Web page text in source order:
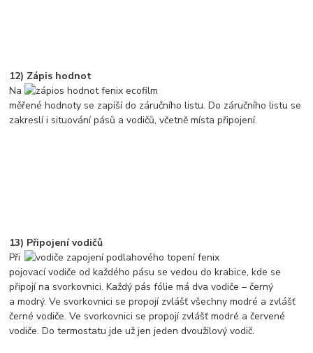
12) Zápis hodnot
Na
měřené hodnoty se zapíší do záručního listu. Do záručního listu se
zakreslí i situování pásů a vodičů, včetně místa připojení.
13) Připojení vodičů
Při
pojovací vodiče od každého pásu se vedou do krabice, kde se
připojí na svorkovnici. Každý pás fólie má dva vodiče – černý
a modrý. Ve svorkovnici se propojí zvlášť všechny modré a zvlášť
černé vodiče. Ve svorkovnici se propojí zvlášť modré a červené
vodiče. Do termostatu jde už jen jeden dvoužilový vodič.